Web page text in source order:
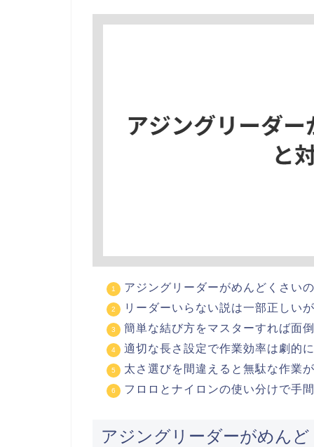
アジングリーダーがめんどくさい
リーダーいらない説は一部正しい
簡単な結び方をマスターすれば面
適切な長さ設定で作業効率は劇的
太さ選びを間違えると無駄な作業
フロロとナイロンの使い分けで手
アジングリーダーがめん